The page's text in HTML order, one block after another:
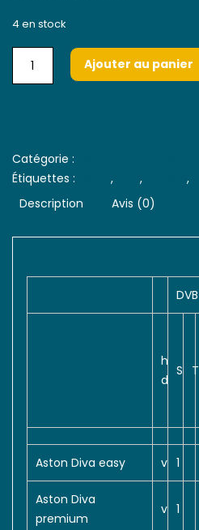
4 en stock
Ajouter au panier
Catégorie :
Étiquettes :
, , ,
Description
Avis (0)
DVB
h
d
S T
Aston Diva easy v 1
Aston Diva
premium
v 1